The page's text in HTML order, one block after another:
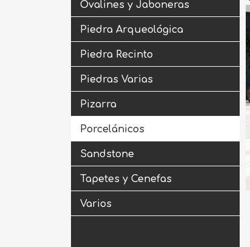
Ovalines y Jaboneras
Piedra Arqueológica
Piedra Recinto
Piedras Varias
Pizarra
Porcelánicos
Sandstone
Tapetes y Cenefas
Varios